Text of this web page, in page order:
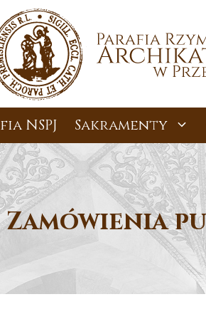
NSPJ Sakramenty
Zamówienia